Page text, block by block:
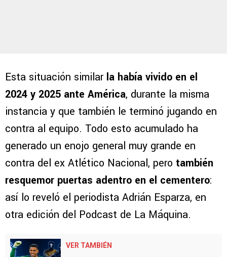
Esta situación similar la había vivido en el
2024 y 2025 ante América, durante la misma
instancia y que también le terminó jugando en
contra al equipo. Todo esto acumulado ha
generado un enojo general muy grande en
contra del ex Atlético Nacional, pero también
resquemor puertas adentro en el cementero:
así lo reveló el periodista Adrián Esparza, en
otra edición del Podcast de La Máquina.
VER TAMBIÉN